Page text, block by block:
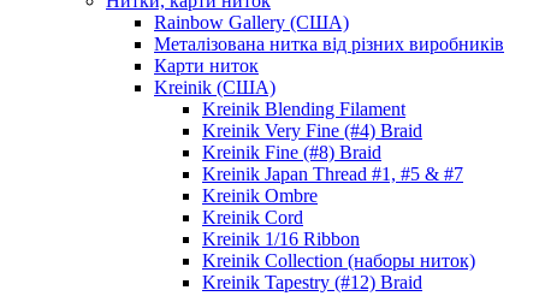
Rainbow Gallery (США)
Металізована нитка від різних виробників
Карти ниток
Kreinik (США)
Kreinik Blending Filament
Kreinik Very Fine (#4) Braid
Kreinik Fine (#8) Braid
Kreinik Japan Thread #1, #5 & #7
Kreinik Ombre
Kreinik Cord
Kreinik 1/16 Ribbon
Kreinik Collection (наборы ниток)
Kreinik Tapestry (#12) Braid